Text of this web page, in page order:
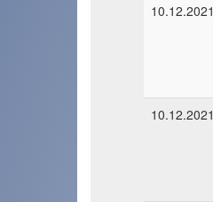
10.12.2021
10.12.2021